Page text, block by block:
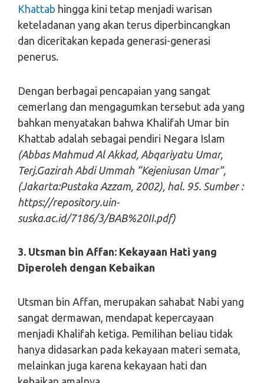
Khattab hingga kini tetap menjadi warisan
keteladanan yang akan terus diperbincangkan
dan diceritakan kepada generasi-generasi
penerus.
Dengan berbagai pencapaian yang sangat
cemerlang dan mengagumkan tersebut ada yang
bahkan menyatakan bahwa Khalifah Umar bin
Khattab adalah sebagai pendiri Negara Islam
(Abbas Mahmud Al Akkad, Abqariyatu Umar,
Terj.Gazirah Abdi Ummah “Kejeniusan Umar”,
(Jakarta:Pustaka Azzam, 2002), hal. 95. Sumber :
https://repository.uin-
suska.ac.id/7186/3/BAB%20II.pdf)
3. Utsman bin Affan: Kekayaan Hati yang
Diperoleh dengan Kebaikan
Utsman bin Affan, merupakan sahabat Nabi yang
sangat dermawan, mendapat kepercayaan
menjadi Khalifah ketiga. Pemilihan beliau tidak
hanya didasarkan pada kekayaan materi semata,
melainkan juga karena kekayaan hati dan